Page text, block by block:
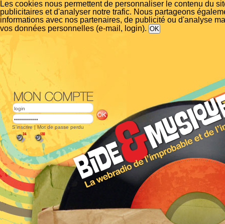
Les cookies nous permettent de personnaliser le contenu du
publicitaires et d'analyser notre trafic. Nous partageons
informations avec nos partenaires, de publicité ou d'analyse
vos données personnelles (e-mail, login).
S'inscrire | Mot de passe perdu